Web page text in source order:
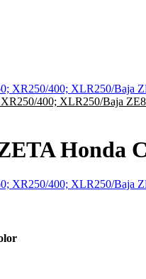
400; XLR250/Baja
Honda